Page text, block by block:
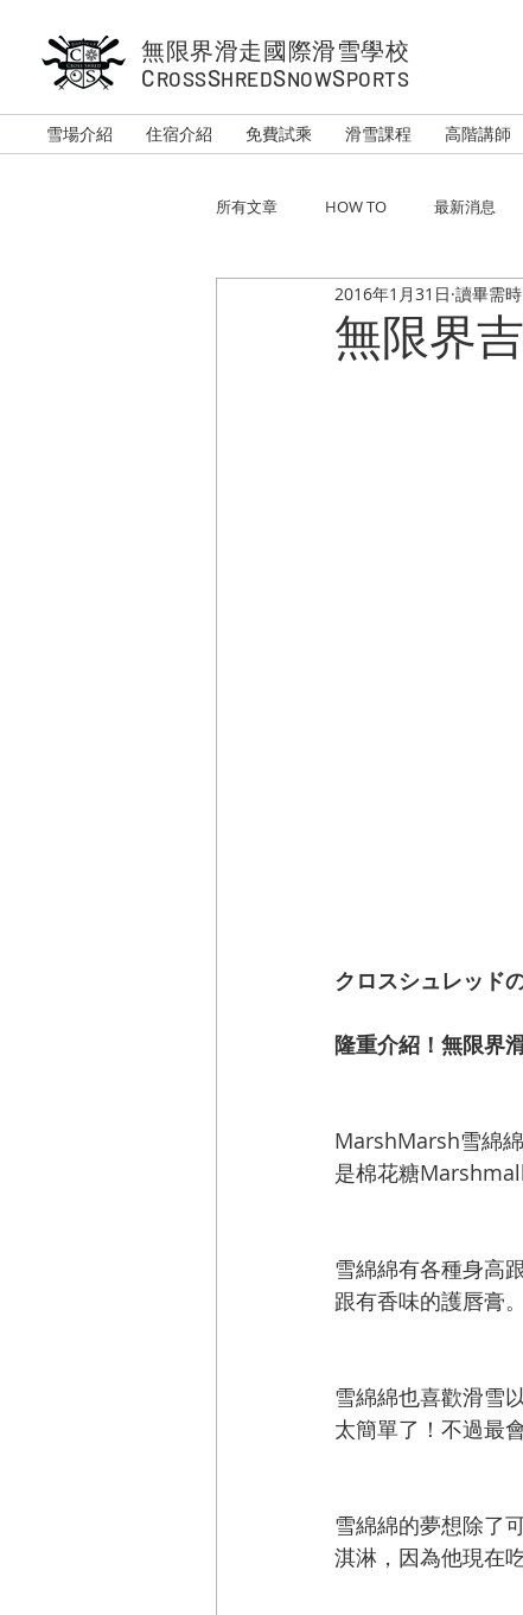
無限界滑走國際滑雪學校
CROSSSHREDSNOWSPORTS
雪場介紹 住宿介紹 免費試乘 滑雪課程 高階講師
所有文章 HOW TO 最新消息
無限界
2016年1月31日 讀畢需
クロスシュレッド
隆重介紹！無限界
MarshMarsh雪綿
是棉花糖
雪綿綿有各種身高
跟有香味的護唇膏。
雪綿綿也喜歡滑雪
太簡單了！不過最
雪綿綿的夢想除了
淇淋，因為他現在